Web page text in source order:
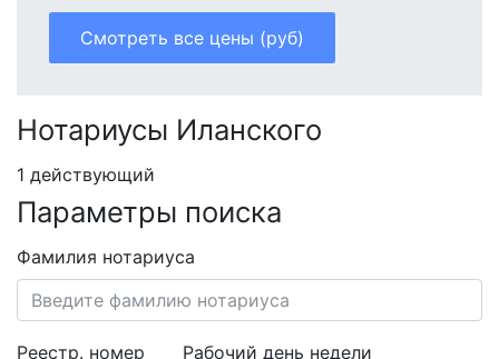
Смотреть все цены (руб)
Нотариусы Иланского
1 действующий
Параметры поиска
Фамилия нотариуса
Реестр. номер Рабочий день недели